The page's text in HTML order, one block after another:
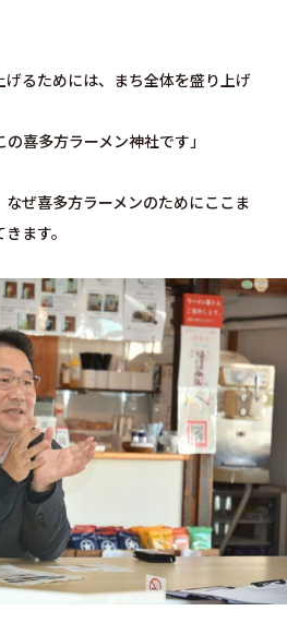
げるためには、まち全体を盛り上げ
喜多方ラーメン神社です」
ぜ喜多方ラーメンのためにここま
ます。